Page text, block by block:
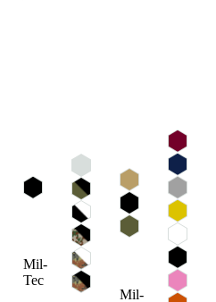
Mil-
Tec
Mil-